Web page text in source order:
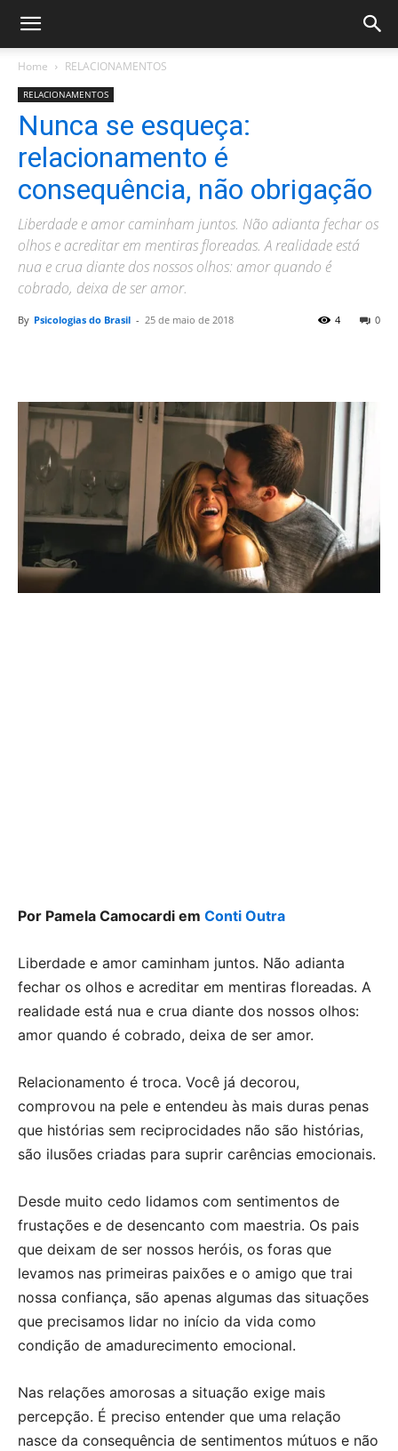
Home RELACIONAMENTOS
RELACIONAMENTOS
Nunca se esqueça:
relacionamento é
consequência, não obrigação
Liberdade e amor caminham juntos. Não adianta fechar os
olhos e acreditar em mentiras floreadas. A realidade está
nua e crua diante dos nossos olhos: amor quando é
cobrado, deixa de ser amor.
By Psicologias do Brasil - 25 de maio de 2018 0
4
Por Pamela Camocardi em Conti Outra
Liberdade e amor caminham juntos. Não adianta
fechar os olhos e acreditar em mentiras floreadas. A
realidade está nua e crua diante dos nossos olhos:
amor quando é cobrado, deixa de ser amor.
Relacionamento é troca. Você já decorou,
comprovou na pele e entendeu às mais duras penas
que histórias sem reciprocidades não são histórias,
são ilusões criadas para suprir carências emocionais.
Desde muito cedo lidamos com sentimentos de
frustações e de desencanto com maestria. Os pais
que deixam de ser nossos heróis, os foras que
levamos nas primeiras paixões e o amigo que trai
nossa confiança, são apenas algumas das situações
que precisamos lidar no início da vida como
condição de amadurecimento emocional.
Nas relações amorosas a situação exige mais
percepção. É preciso entender que uma relação
nasce da consequência de sentimentos mútuos e não